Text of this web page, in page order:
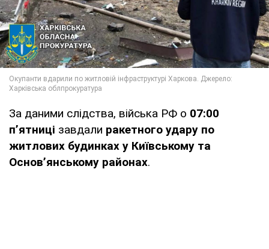
За даними слідства, війська РФ о 07:00
п’ятниці завдали ракетного удару по
житлових будинках у Київському та
Основ’янському районах.